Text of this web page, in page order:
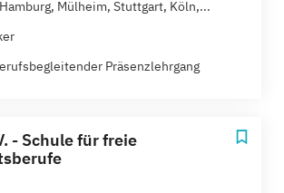
Mülheim, Stuttgart, Köln,...
Präsenzlehrgang
- Schule für freie